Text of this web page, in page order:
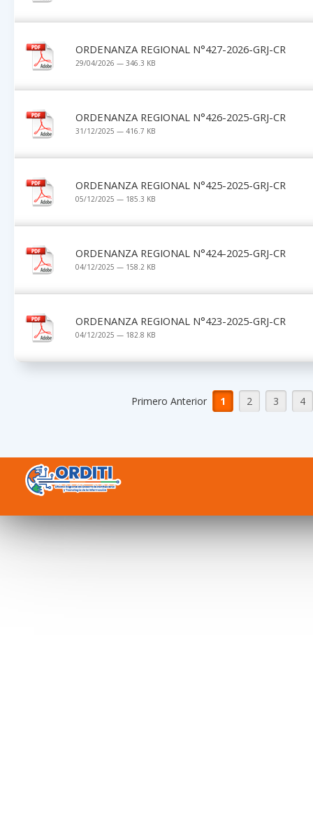
ORDENANZA REGIONAL N°427-2026-GRJ-CR
29/04/2026 — 346.3 KB
ORDENANZA REGIONAL N°426-2025-GRJ-CR
31/12/2025 — 416.7 KB
ORDENANZA REGIONAL N°425-2025-GRJ-CR
05/12/2025 — 185.3 KB
ORDENANZA REGIONAL N°424-2025-GRJ-CR
04/12/2025 — 158.2 KB
ORDENANZA REGIONAL N°423-2025-GRJ-CR
04/12/2025 — 182.8 KB
Primero Anterior 1 2 3 4